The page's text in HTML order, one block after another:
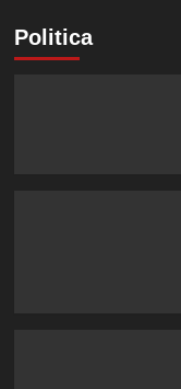
Politica